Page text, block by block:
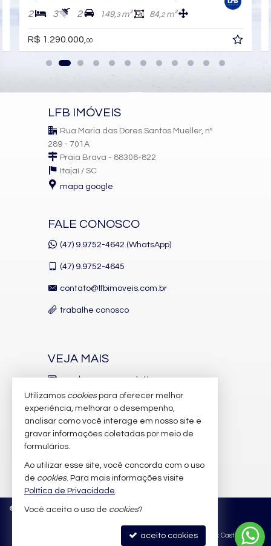
2 3 2 149,3m² 84,2m²
R$ 1.290.000,00
LFB IMÓVEIS
Rua Maria das Dores Santos Mueller, nº
289 - 701A
Praia Brava - 88306-822
Itajaí / SC
mapa google
FALE CONOSCO
(47) 9.9752-4642 (WhatsApp)
(47) 9.9752-4645
contato@lfbimoveis.com.br
trabalhe conosco
VEJA MAIS
receba nosso newsletter
indicadores financeiros
cadastre seu imóvel
imóveis favoritos
mapa de imóveis
© 2026 CRECI/SC 6.388-J Política de Privacidade
Site para imobiliárias: Castel Digital
Utilizamos cookiespara oferecer melhor
experiência, melhorar o desempenho,
analisar como você interage em nosso site e
gravar informações coletadas por meio de
formulários.
Ao utilizar esse site, você concorda com o uso
de cookies. Para mais informações visite
Política de Privacidade.
Você aceita o uso de cookies?
aceito cookies